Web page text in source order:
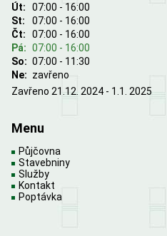
Út:
07:00 - 16:00
St:
07:00 - 16:00
Čt:
07:00 - 16:00
Pá: 07:00 - 16:00
So: 07:00 - 11:30
Ne: zavřeno
Zavřeno 21.12. 2024 - 1.1. 2025
Menu
Půjčovna
Stavebniny
Služby
Kontakt
Poptávka